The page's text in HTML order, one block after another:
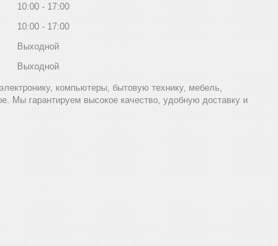
10:00
17:00
10:00
17:00
Выходной
Выходной
компьютеры, бытовую технику, мебель,
Мы гарантируем высокое качество, удобную доставку и